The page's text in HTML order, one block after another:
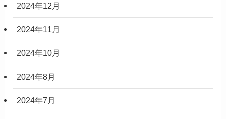
2024年12月
2024年11月
2024年10月
2024年8月
2024年7月